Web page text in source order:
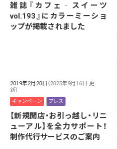
雑誌『カフェ‐スイーツ
vol.193』にカラーミーショ
ップが掲載されました
2019年2月20日 （2025年9月16日 更
新）
キャンペーン プレス
【新規開店・お引っ越し・リニ
ューアル】を全力サポート！
制作代行サービスのご案内